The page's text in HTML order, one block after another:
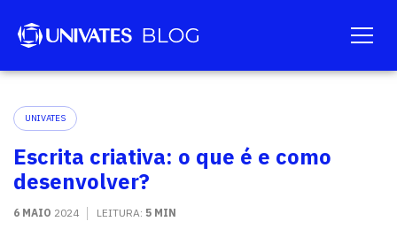
UNIVATES
Escrita criativa: o que é e como
desenvolver?
6 MAIO 2024 LEITURA: 5 MIN